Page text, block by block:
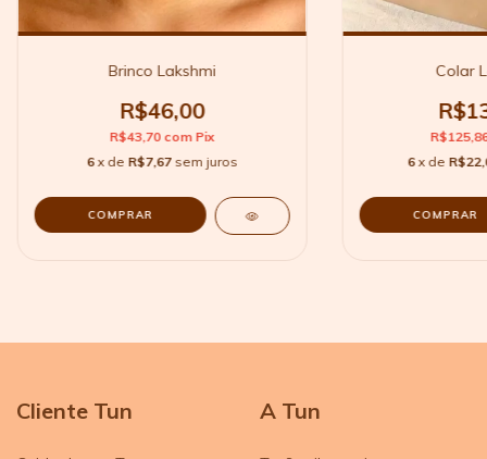
Brinco Lakshmi
R$46,00
R$43,70 com Pix
6 x de R$7,67 sem juros
Colar
6 x de
Cliente Tun A Tun